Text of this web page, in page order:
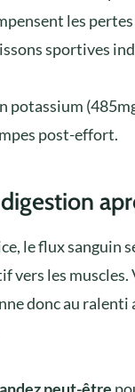
les pertes
sportives
potassium
post-effort.
le flux sanguin
vers les
donc au ralenti